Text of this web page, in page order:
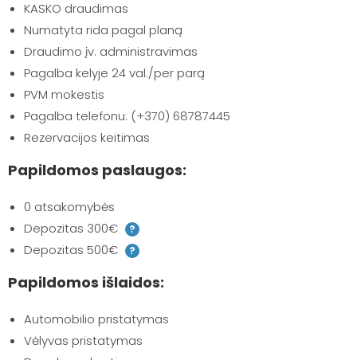
KASKO draudimas
Numatyta rida pagal planą
Draudimo įv. administravimas
Pagalba kelyje 24 val./per parą
PVM mokestis
Pagalba telefonu: (+370) 68787445
Rezervacijos keitimas
Papildomos paslaugos:
0 atsakomybės
Depozitas 300€
?
Depozitas 500€ ?
Papildomos išlaidos:
Automobilio pristatymas
Vėlyvas pristatymas